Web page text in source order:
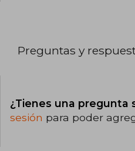
Preguntas y
¿Tienes una pregunta
sesión para poder